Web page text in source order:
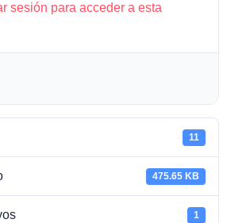
sesión para acceder a esta
11
475.65 KB
1